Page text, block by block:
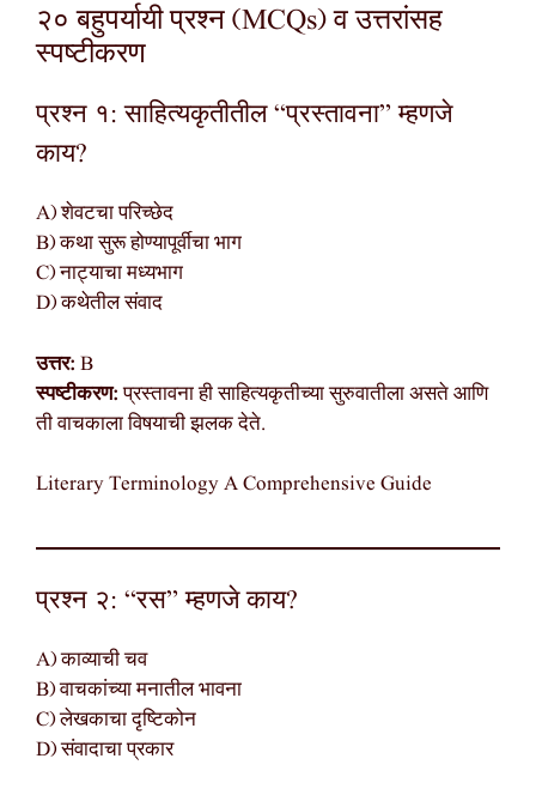
२० बहुपर्यायी प्रश्न (MCQs) व उत्तरांसह
स्पष्टीकरण
प्रश्न १: साहित्यकृतीतील “प्रस्तावना” म्हणजे
काय?
A) शेवटचा परिच्छेद
B) कथा सुरू होण्यापूर्वीचा भाग
C) नाट्याचा मध्यभाग
D) कथेतील संवाद
उत्तर: B
स्पष्टीकरण:प्रस्तावना ही साहित्यकृतीच्या सुरुवातीला असते आणि
ती वाचकाला विषयाची झलक देते.
Literary Terminology A Comprehensive Guide
प्रश्न २: “रस” म्हणजे काय?
A) काव्याची चव
B) वाचकांच्या मनातील भावना
C) लेखकाचा दृष्टिकोन
D) संवादाचा प्रकार